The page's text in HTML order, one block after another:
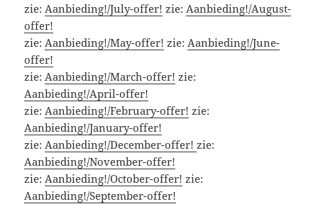
zie: Aanbieding!/July-offer! zie: Aanbieding!/August-
offer!
zie: Aanbieding!/May-offer! zie: Aanbieding!/June-
offer!
zie: Aanbieding!/March-offer! zie:
Aanbieding!/April-offer!
zie: Aanbieding!/February-offer! zie:
Aanbieding!/January-offer!
zie: Aanbieding!/December-offer!zie:
Aanbieding!/November-offer!
zie: Aanbieding!/October-offer! zie:
Aanbieding!/September-offer!